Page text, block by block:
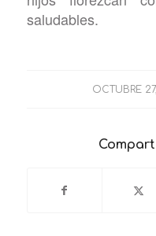
saludables.
OCTUBRE /